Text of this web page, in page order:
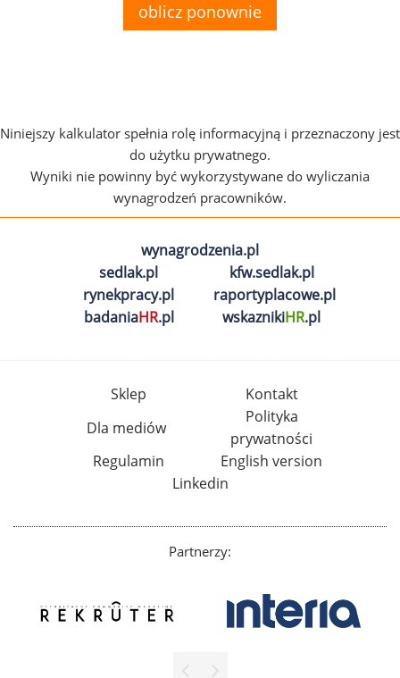
oblicz ponownie
Niniejszy kalkulator spełnia rolę informacyjną i przeznaczony jest
do użytku prywatnego.
Wyniki nie powinny być wykorzystywane do wyliczania
wynagrodzeń pracowników.
wynagrodzenia.pl
sedlak.pl
kfw.sedlak.pl
rynekpracy.pl
raportyplacowe.pl
badaniaHR.pl wskaznikiHR.pl
Sklep
Kontakt
Dla mediów
Polityka
prywatności
Regulamin
English version
Linkedin
Partnerzy: